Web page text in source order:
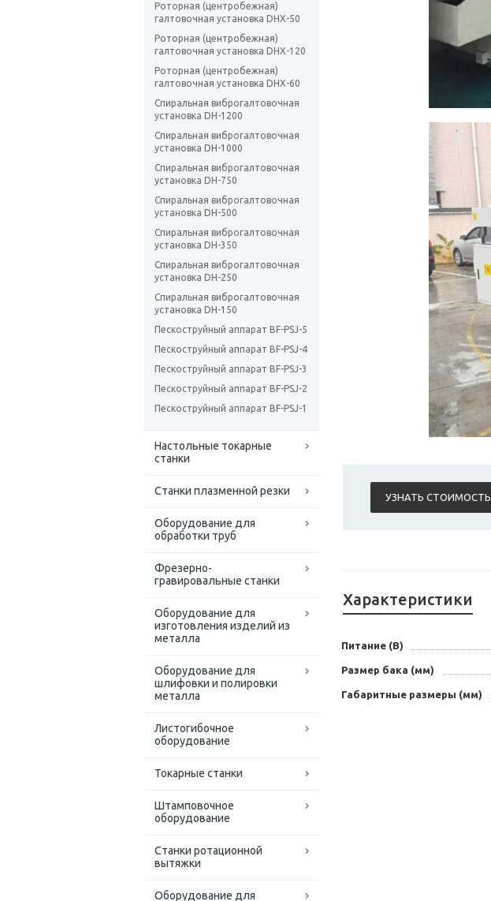
Роторная (центробежная)
галтовочная установка DHX-50
Роторная (центробежная)
галтовочная установка DHX-120
Роторная (центробежная)
галтовочная установка DHX-60
Спиральная виброгалтовочная
установка DH-1200
Спиральная виброгалтовочная
установка DH-1000
Спиральная виброгалтовочная
установка DH-750
Спиральная виброгалтовочная
установка DH-500
Спиральная виброгалтовочная
установка DH-350
Спиральная виброгалтовочная
установка DH-250
Спиральная виброгалтовочная
установка DH-150
Пескоструйный аппарат BF-PSJ-5
Пескоструйный аппарат BF-PSJ-4
Пескоструйный аппарат BF-PSJ-3
Пескоструйный аппарат BF-PSJ-2
Пескоструйный аппарат BF-PSJ-1
Настольные токарные
станки
Станки плазменной резки
Оборудование для
обработки труб
Фрезерно-
гравировальные станки
Оборудование для
изготовления изделий из
металла
Оборудование для
шлифовки и полировки
металла
Листогибочное
оборудование
Токарные станки
Штамповочное
оборудование
Станки ротационной
вытяжки
Оборудование для
УЗНАТЬ СТОИМОСТЬ
Характеристики
Питание (В)
Размер бака (мм)
Габаритные размеры (мм)